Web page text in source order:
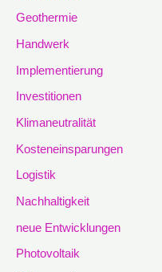
Geothermie
Handwerk
Implementierung
Investitionen
Klimaneutralität
Kosteneinsparungen
Logistik
Nachhaltigkeit
neue Entwicklungen
Photovoltaik